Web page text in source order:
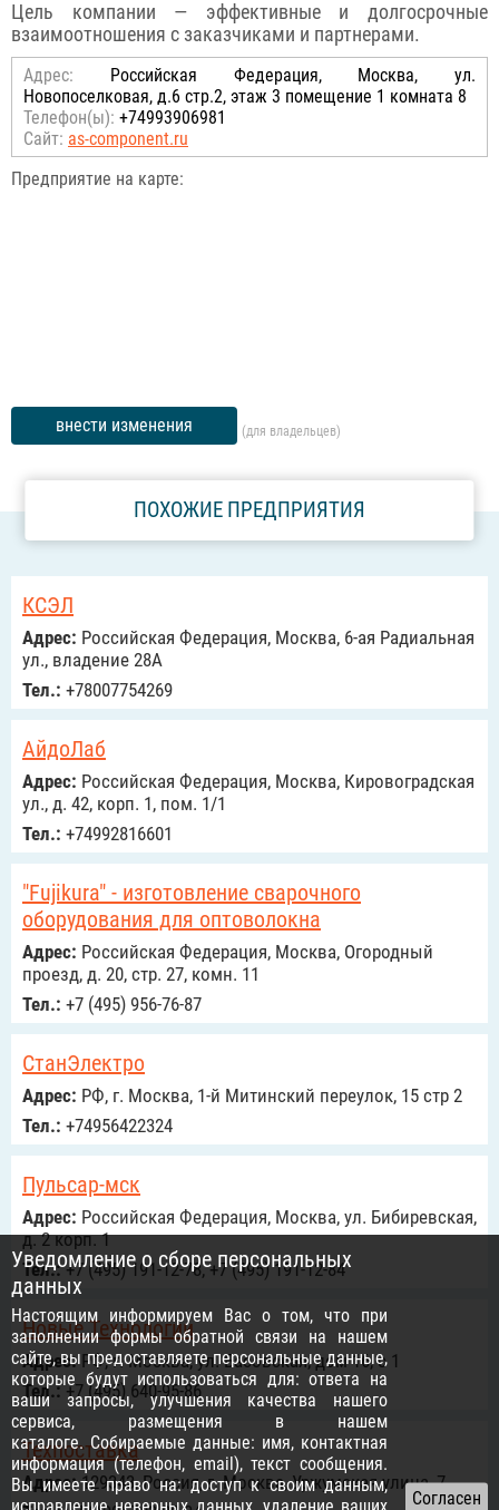
Цель компании — эффективные и долгосрочные
взаимоотношения с заказчиками и партнерами.
Адрес: Российcкая Федерация, Москва, ул.
Новопоселковая, д.6 стр.2, этаж 3 помещение 1 комната 8
Телефон(ы): +74993906981
Сайт: as-component.ru
Предприятие на карте:
внести изменения (для владельцев)
ПОХОЖИЕ ПРЕДПРИЯТИЯ
КСЭЛ
Адрес: Российcкая Федерация, Москва, 6-ая Радиальная
ул., владение 28А
Тел.: +78007754269
АйдоЛаб
Адрес: Российcкая Федерация, Москва, Кировоградская
ул., д. 42, корп. 1, пом. 1/1
Тел.: +74992816601
"Fujikura" - изготовление сварочного
оборудования для оптоволокна
Адрес: Российcкая Федерация, Москва, Огородный
проезд, д. 20, стр. 27, комн. 11
Тел.: +7 (495) 956-76-87
СтанЭлектро
Адрес: РФ, г. Москва, 1-й Митинский переулок, 15 стр 2
Тел.: +74956422324
Пульсар-мск
Адрес: Российcкая Федерация, Москва, ул. Бибиревская,
д. 2 корп. 1
Тел.:+7 (495) 191-12-78, +7 (495) 191-12-84
Новые Технологии
Адрес:РФ, г. Москва, ул. Басовская, дом 16, с 1
Тел.:+7 (495) 640-95-86
Техпоставка
Адрес:129343, Россия, г. Москва, Уржумская улица, 7
Уведомление о сборе персональных
данных
Настоящим информируем Вас о том, что при
заполнении формы обратной связи на нашем
сайте, вы предоставляете персональные данные,
которые будут использоваться для: ответа на
ваши запросы, улучшения качества нашего
сервиса, размещения в нашем
каталоге. Собираемые данные: имя, контактная
информация (телефон, email), текст сообщения.
Вы имеете право на: доступ к своим данным,